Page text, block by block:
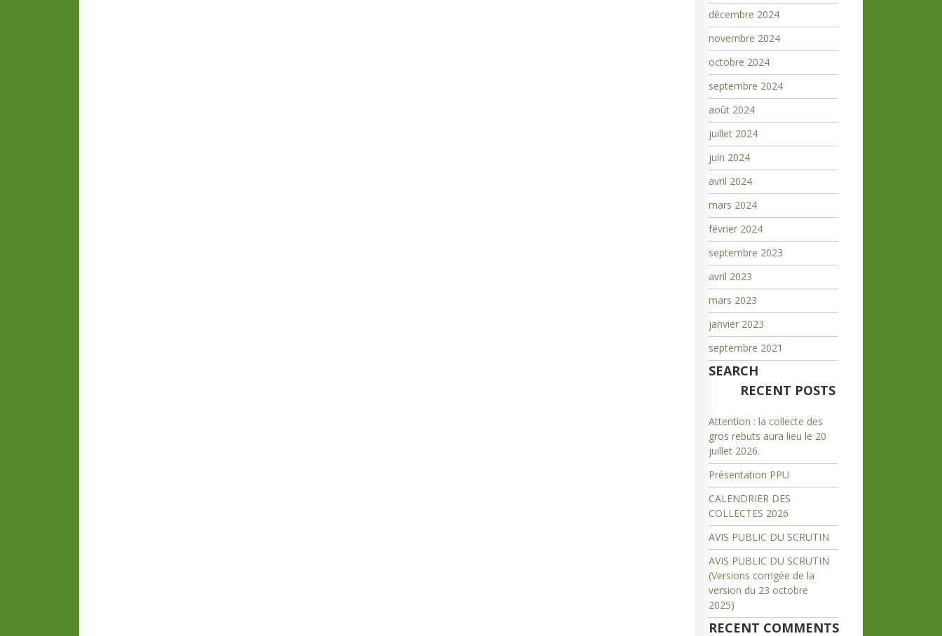
décembre 2024
novembre 2024
octobre 2024
septembre 2024
août 2024
juillet 2024
juin 2024
avril 2024
mars 2024
février 2024
septembre 2023
avril 2023
mars 2023
janvier 2023
septembre 2021
SEARCH
RECENT POSTS
Attention : la collecte des
gros rebuts aura lieu le 20
juillet 2026.
Présentation PPU
CALENDRIER DES
COLLECTES 2026
AVIS PUBLIC DU SCRUTIN
AVIS PUBLIC DU SCRUTIN
(Versions corrigée de la
version du 23 octobre
2025)
RECENT COMMENTS